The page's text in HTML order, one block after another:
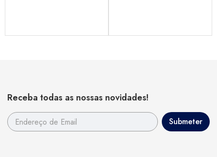
Receba todas as nossas novidades!